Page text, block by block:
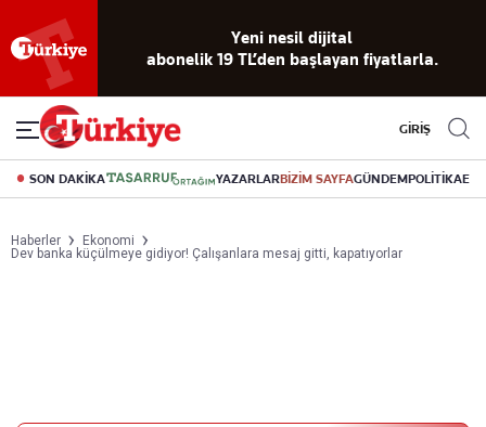
Yeni nesil dijital
abonelik 19 TL’den başlayan fiyatlarla.
GİRİŞ
SON DAKİKA YAZARLARBİZİM SAYFAGÜNDEMPOLİTİKA
Haberler
Ekonomi
Dev banka küçülmeye gidiyor! Çalışanlara mesaj gitti, kapatıyorlar